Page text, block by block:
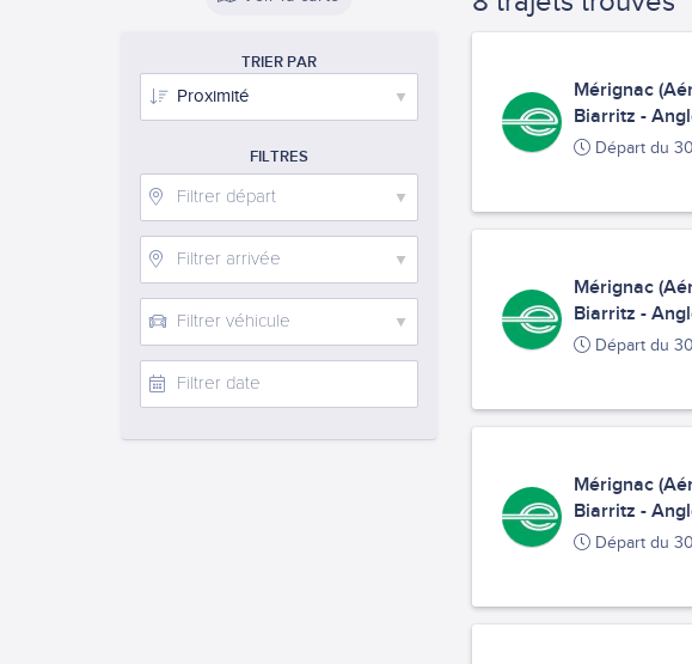
TRIER PAR
FILTRES
Mérignac
Biarritz -
Départ du
Mérignac
Biarritz -
Départ du
Mérignac
Biarritz -
Départ du